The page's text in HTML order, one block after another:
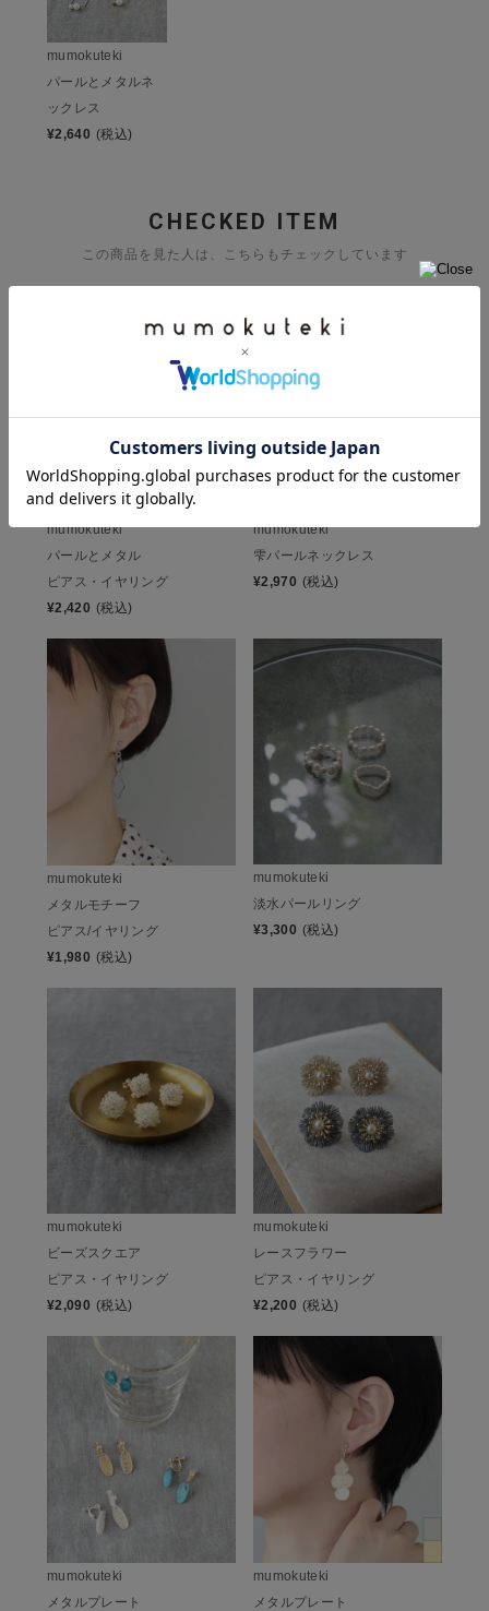
mumokuteki
パールとメタルネ
ックレス
¥2,640 (税込)
CHECKED ITEM
この商品を見た人は、こちらもチェックしています
mumokuteki
パールとメタル
ピアス・イヤリング
¥2,420 (税込)
mumokuteki
雫パールネックレス
¥2,970 (税込)
mumokuteki
メタルモチーフ
ピアス/イヤリング
¥1,980 (税込)
mumokuteki
淡水パールリング
¥3,300 (税込)
mumokuteki
ビーズスクエア
ピアス・イヤリング
¥2,090 (税込)
mumokuteki
レースフラワー
ピアス・イヤリング
¥2,200 (税込)
mumokuteki
メタルプレート
mumokuteki
メタルプレート